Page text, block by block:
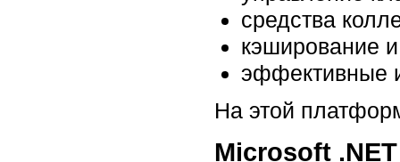
средства
кэширование
эффективные
На этой
Microsoft